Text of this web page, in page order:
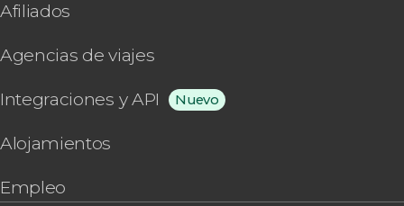
Afiliados
Agencias de viajes
Integraciones y API Nuevo
Alojamientos
Empleo